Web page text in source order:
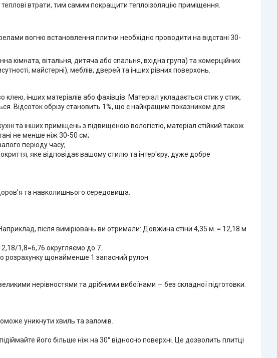
втрати, тим самим покращити теплоізоляцію приміщення.
вогню встановлення плитки необхідно проводити на відстані 30-
кімната, вітальня, дитяча або спальня, вхідна група) та комерційних
майстерні), меблів, дверей та інших рівних поверхонь.
інших матеріалів або фахівців. Матеріал укладається стик у стик,
Відсоток обрізу становить 1%, що є найкращим показником для
та інших приміщень з підвищеною вологістю, матеріал стійкий також
не менше ніж 30-50 см;
періоду часу;
яке відповідає вашому стилю та інтер'єру, дуже добре
та навколишнього середовища.
після вимірювань ви отримали: Довжина стіни 4,35 м. = 12,18 м
1,8=6,76 округляємо до 7.
розрахунку щонайменше 1 запасний рулон.
нерівностями та дрібними вибоїнами — без складної підготовки.
уникнути хвиль та заломів.
його більше ніж на 30° відносно поверхні. Це дозволить плитці